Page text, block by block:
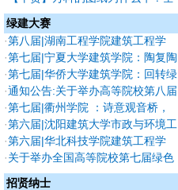
凭《万科设计成果控制标准》，极
品~
绿建大赛
·第八届|湖南工程学院建筑工程学
院：绿建焕能—基于多能协调的教
学建筑低碳重塑
·第七届|宁夏大学建筑学院：陶复陶
穴，青山窑塑——传统智慧与绿色
生态融合的游客接待中心设计（A赛
道获奖作品）
·第七届|华侨大学建筑学院：回转绿
廊——基于碳中和目标下的幼儿园
设计（A赛道获奖作品）
·通知公告:关于举办高等院校第八届
绿色建筑技能与创意大赛（公益）
的通知
·第七届|衢州学院 ：诗意观音桥，
茗竹创意谷 — 乡村工业厂房低碳改
造设计（A赛道获奖作品）
·第六届|沈阳建筑大学市政与环境工
程学院—腊前似春（B赛道获奖作
品）
·第六届|华北科技学院建筑工程学
院-绿运馆：突破创新，迈向可持续
体育建筑（B赛道获奖作品）
·关于举办全国高等院校第七届绿色
建筑技能（公益）大赛的通知
招贤纳士